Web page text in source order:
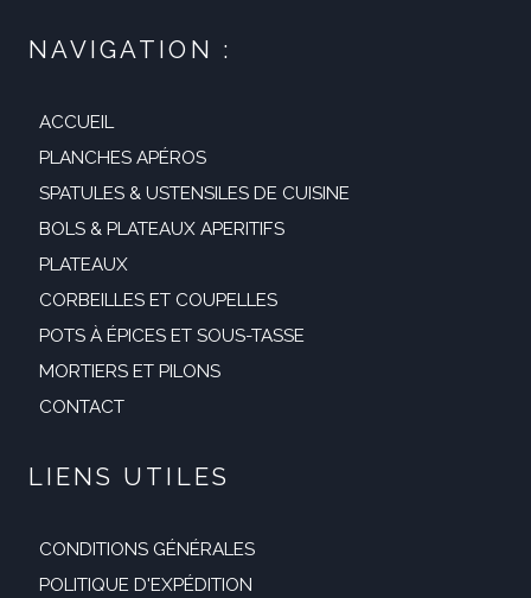
NAVIGATION :
ACCUEIL
PLANCHES APÉROS
SPATULES & USTENSILES DE CUISINE
BOLS & PLATEAUX APERITIFS
PLATEAUX
CORBEILLES ET COUPELLES
POTS À ÉPICES ET SOUS-TASSE
MORTIERS ET PILONS
CONTACT
LIENS UTILES
CONDITIONS GÉNÉRALES
POLITIQUE D'EXPÉDITION